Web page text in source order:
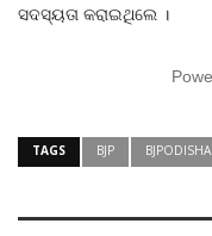
ସଦସ୍ୟତା କରାଇଥିଲେ ।
TAGS BJP BJPODISHA